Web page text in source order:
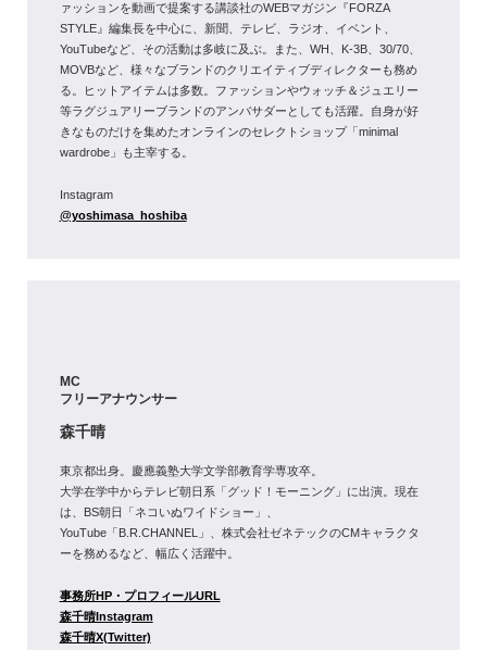
ァッションを動画で提案する講談社のWEBマガジン『FORZA
STYLE』編集長を中心に、新聞、テレビ、ラジオ、イベント、
YouTubeなど、その活動は多岐に及ぶ。また、WH、K-3B、30/70、
MOVBなど、様々なブランドのクリエイティブディレクターも務め
る。ヒットアイテムは多数。ファッションやウォッチ＆ジュエリー
等ラグジュアリーブランドのアンバサダーとしても活躍。自身が好
きなものだけを集めたオンラインのセレクトショップ「minimal
wardrobe」も主宰する。
Instagram
@yoshimasa_hoshiba
MC
フリーアナウンサー
森千晴
東京都出身。慶應義塾大学文学部教育学専攻卒。
大学在学中からテレビ朝日系「グッド！モーニング」に出演。現在
は、BS朝日「ネコいぬワイドショー」、
YouTube「B.R.CHANNEL」、株式会社ゼネテックのCMキャラクタ
ーを務めるなど、幅広く活躍中。
事務所HP・プロフィールURL
森千晴Instagram
森千晴X(Twitter)